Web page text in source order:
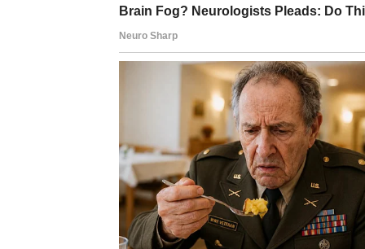
ljubavni život donosi mnogo radosti, a
Osjetićete da se život konačno okreće u
Lavovima slijedi vrijeme priznanja i
postajaće sve bolja.
Na ljubavnom planu očekuju vas